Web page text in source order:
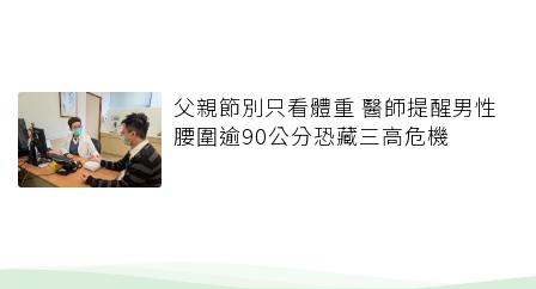
父親節別只看體重 醫師提醒男性
腰圍逾90公分恐藏三高危機